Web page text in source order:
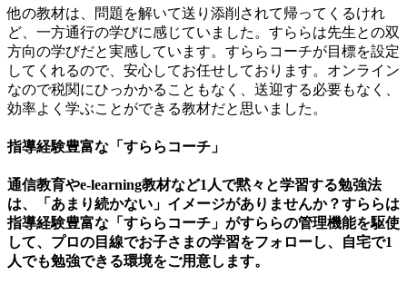
他の教材は、問題を解いて送り添削されて帰ってくるけれ
ど、一方通行の学びに感じていました。すららは先生との双
方向の学びだと実感しています。すららコーチが目標を設定
してくれるので、安心してお任せしております。オンライン
なので税関にひっかかることもなく、送迎する必要もなく、
効率よく学ぶことができる教材だと思いました。
指導経験豊富な「すららコーチ」
通信教育やe-learning教材など1人で黙々と学習する勉強法
は、「あまり続かない」イメージがありませんか？すららは
指導経験豊富な「すららコーチ」がすららの管理機能を駆使
して、プロの目線でお子さまの学習をフォローし、自宅で1
人でも勉強できる環境をご用意します。